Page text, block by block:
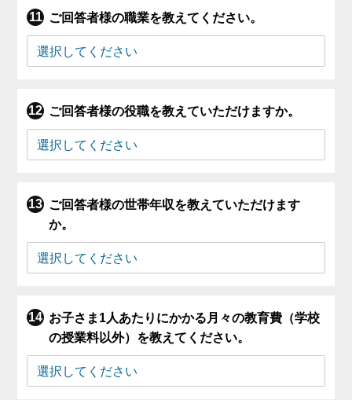
ご回答者様の職業を教えてください。
ご回答者様の役職を教えていただけますか。
ご回答者様の世帯年収を教えていただけます
か。
お子さま1人あたりにかかる月々の教育費（学校
の授業料以外）を教えてください。